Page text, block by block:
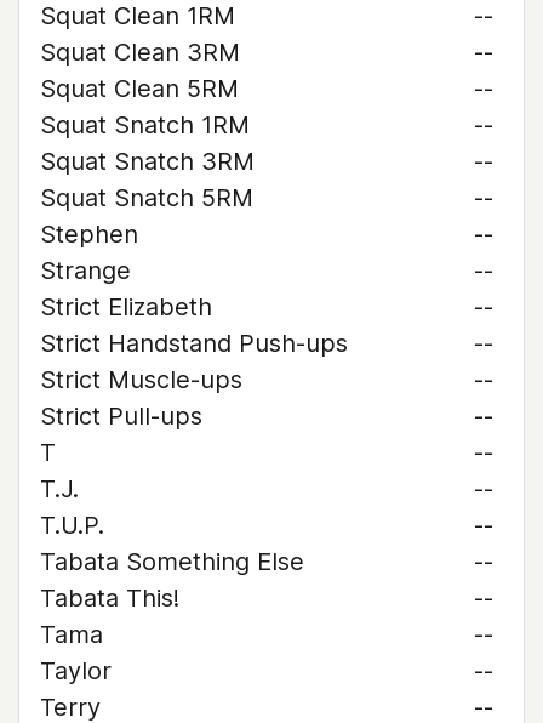
Squat Clean 1RM
--
Squat Clean 3RM
--
Squat Clean 5RM
--
Squat Snatch 1RM
--
Squat Snatch 3RM
--
Squat Snatch 5RM
--
Stephen
--
Strange
--
Strict Elizabeth
--
Strict Handstand Push-ups
--
Strict Muscle-ups
--
Strict Pull-ups
--
T
--
T.J.
--
T.U.P.
--
Tabata Something Else
--
Tabata This!
--
Tama
--
Taylor
--
Terry
--